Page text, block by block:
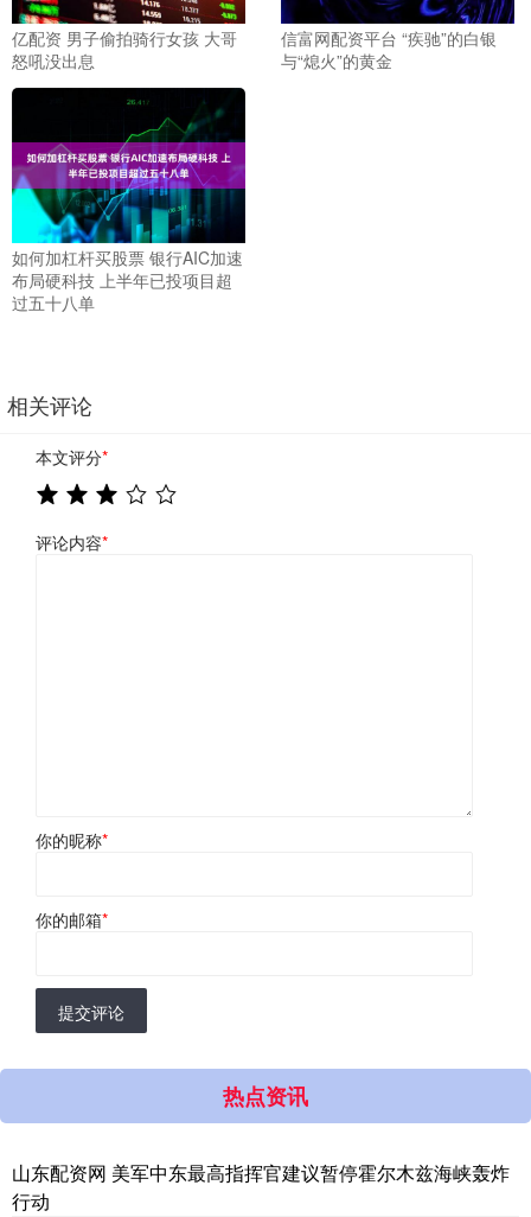
亿配资 男子偷拍骑行女孩 大哥
怒吼没出息
信富网配资平台 “疾驰”的白银
与“熄火”的黄金
如何加杠杆买股票 银行AIC加速
布局硬科技 上半年已投项目超
过五十八单
相关评论
本文评分*
评论内容*
你的昵称*
你的邮箱*
提交评论
热点资讯
山东配资网 美军中东最高指挥官建议暂停霍尔木兹海峡轰炸
行动